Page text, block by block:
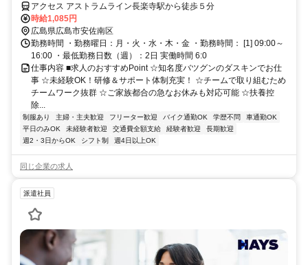
アクセス アストラムライン長楽寺駅から徒歩５分
時給1,085円
広島県広島市安佐南区
勤務時間 ・勤務曜日：月・火・水・木・金 ・勤務時間： [1] 09:00～
16:00 ・最低勤務日数（週）：2日 実働時間 6:0
仕事内容 ■求人のおすすめPoint ☆知名度バツグンのダスキンでお仕
事 ☆未経験OK！研修＆サポート体制充実！ ☆チームで取り組むため
チームワーク抜群 ☆ご家族都合の急なお休みも対応可能 ☆扶養控
除...
制服あり 主婦・主夫歓迎 フリーター歓迎 バイク通勤OK 学歴不問
車通勤OK
平日のみOK
未経験者歓迎 交通費全額支給 経験者歓迎
長期歓迎
週2・3日からOK
シフト制 週4日以上OK
同じ企業の求人
派遣社員